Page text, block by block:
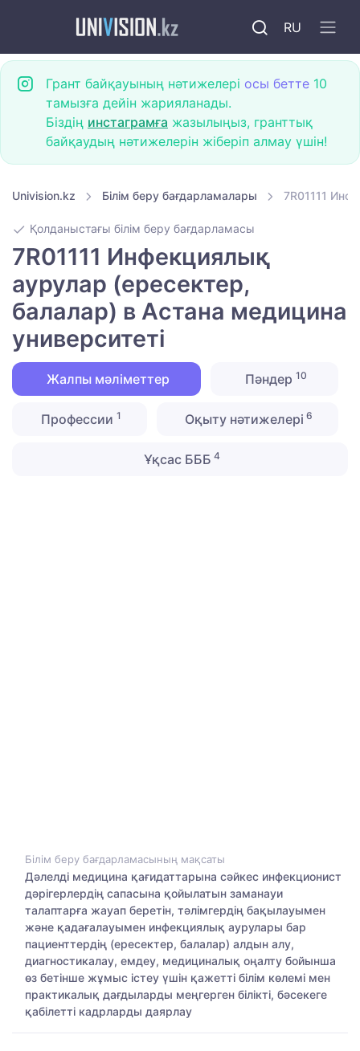
RU
Грант байқауының нәтижелері осы бетте 10
тамызға дейін жарияланады.
Біздің инстаграмға жазылыңыз, гранттық
байқаудың нәтижелерін жіберіп алмау үшін!
Univision.kz Білім беру бағдарламалары 7R01111
Қолданыстағы білім беру бағдарламасы
7R01111 Инфекциялық
аурулар (ересектер,
балалар) в Астана медицина
университеті
Жалпы мәліметтер Пәндер 10
Профессии 1 Оқыту нәтижелері 6
Ұқсас БББ 4
Білім беру бағдарламасының мақсаты
Дәлелді медицина қағидаттарына сәйкес инфекционист
дәрігерлердің сапасына қойылатын заманауи
талаптарға жауап беретін, тәлімгердің бақылауымен
және қадағалауымен инфекциялық аурулары бар
пациенттердің (ересектер, балалар) алдын алу,
диагностикалау, емдеу, медициналық оңалту бойынша
өз бетінше жұмыс істеу үшін қажетті білім көлемі мен
практикалық дағдыларды меңгерген білікті, бәсекеге
қабілетті кадрларды даярлау